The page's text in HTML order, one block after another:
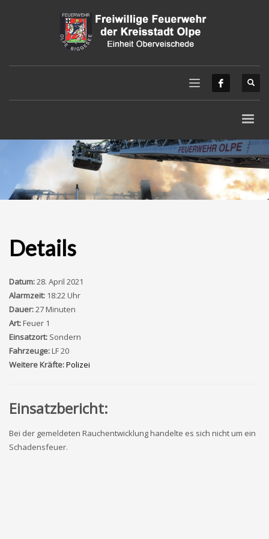
Details
Datum:28. April 2021
Alarmzeit: 18:22 Uhr
Dauer:27 Minuten
Art:Feuer 1
Einsatzort: Sondern
Fahrzeuge:LF 20
Weitere Kräfte:Polizei
Einsatzbericht:
Bei der gemeldeten Rauchentwicklung handelte es sich nicht um ein
Schadensfeuer.